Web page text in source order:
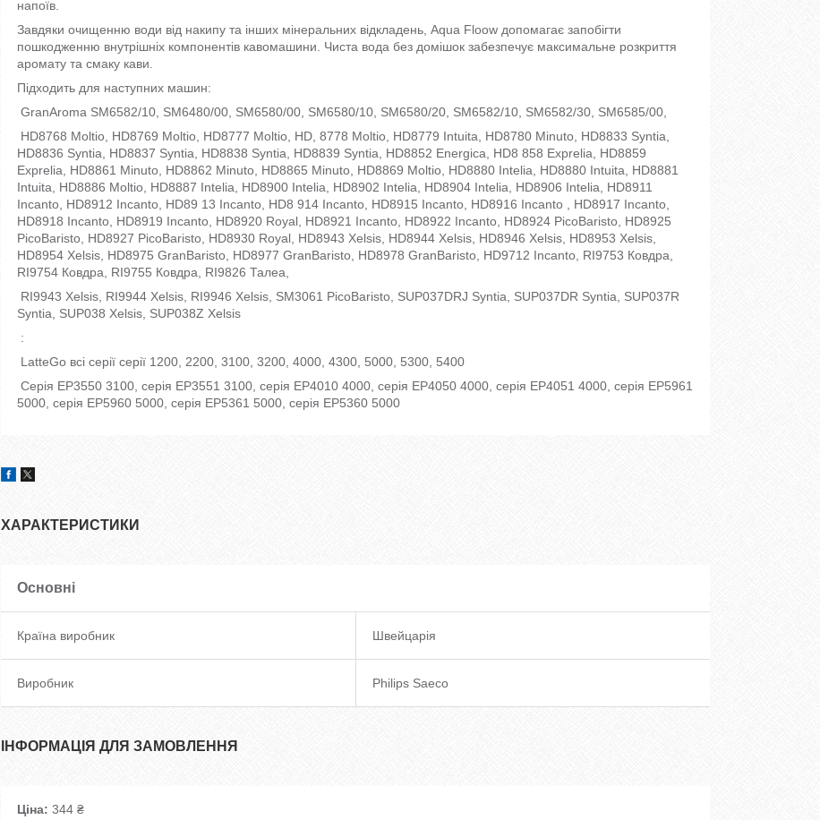
напоїв.
Завдяки очищенню води від накипу та інших мінеральних відкладень, Aqua Floow допомагає запобігти
пошкодженню внутрішніх компонентів кавомашини. Чиста вода без домішок забезпечує максимальне розкриття
аромату та смаку кави.
Підходить для наступних машин:
GranAroma SM6582/10, SM6480/00, SM6580/00, SM6580/10, SM6580/20, SM6582/10, SM6582/30, SM6585/00,
HD8768 Moltio, HD8769 Moltio, HD8777 Moltio, HD, 8778 Moltio, HD8779 Intuita, HD8780 Minuto, HD8833 Syntia,
HD8836 Syntia, HD8837 Syntia, HD8838 Syntia, HD8839 Syntia, HD8852 Energica, HD8 858 Exprelia, HD8859
Exprelia, HD8861 Minuto, HD8862 Minuto, HD8865 Minuto, HD8869 Moltio, HD8880 Intelia, HD8880 Intuita, HD8881
Intuita, HD8886 Moltio, HD8887 Intelia, HD8900 Intelia, HD8902 Intelia, HD8904 Intelia, HD8906 Intelia, HD8911
Incanto, HD8912 Incanto, HD89 13 Incanto, HD8 914 Incanto, HD8915 Incanto, HD8916 Incanto , HD8917 Incanto,
HD8918 Incanto, HD8919 Incanto, HD8920 Royal, HD8921 Incanto, HD8922 Incanto, HD8924 PicoBaristo, HD8925
PicoBaristo, HD8927 PicoBaristo, HD8930 Royal, HD8943 Xelsis, HD8944 Xelsis, HD8946 Xelsis, HD8953 Xelsis,
HD8954 Xelsis, HD8975 GranBaristo, HD8977 GranBaristo, HD8978 GranBaristo, HD9712 Incanto, RI9753 Ковдра,
RI9754 Ковдра, RI9755 Ковдра, RI9826 Талеа,
RI9943 Xelsis, RI9944 Xelsis, RI9946 Xelsis, SM3061 PicoBaristo, SUP037DRJ Syntia, SUP037DR Syntia, SUP037R
Syntia, SUP038 Xelsis, SUP038Z Xelsis
:
LatteGo всі серії серії 1200, 2200, 3100, 3200, 4000, 4300, 5000, 5300, 5400
Серія EP3550 3100, серія EP3551 3100, серія EP4010 4000, серія EP4050 4000, серія EP4051 4000, серія EP5961
5000, серія EP5960 5000, серія EP5361 5000, серія EP5360 5000
ХАРАКТЕРИСТИКИ
Основні
Країна виробник Швейцарія
Виробник Philips Saeco
ІНФОРМАЦІЯ ДЛЯ ЗАМОВЛЕННЯ
Ціна: 344 ₴